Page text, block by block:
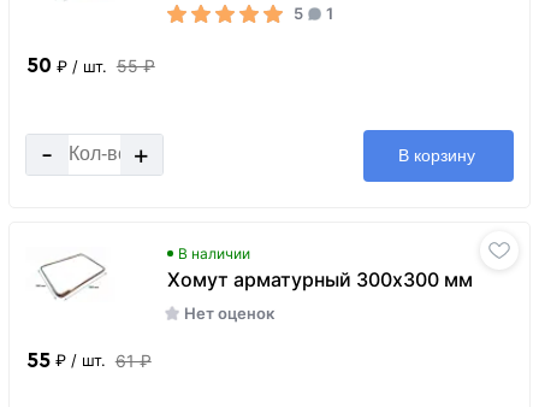
5 1
50 ₽ / шт. 55 ₽
- + В корзину
В наличии
Хомут арматурный 300x300 мм
Нет оценок
55 ₽ / шт. 61 ₽